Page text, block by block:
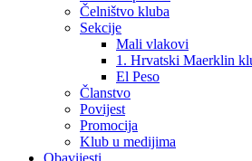
Čelništvo kluba
Sekcije
Mali vlakovi
1. Hrvatski Maerklin
El Peso
Članstvo
Povijest
Promocija
Klub u medijima
Obavijesti